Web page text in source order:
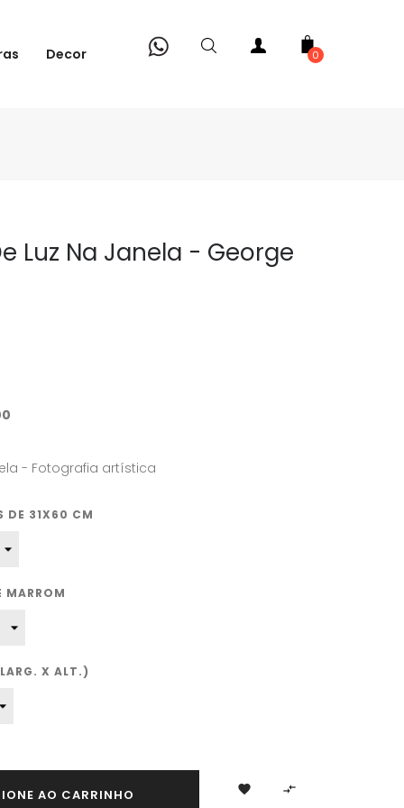
Decor 0
Luz Na Janela - George
- Fotografia artística
DE 31X60 CM
MARROM
X ALT.)
AO CARRINHO  